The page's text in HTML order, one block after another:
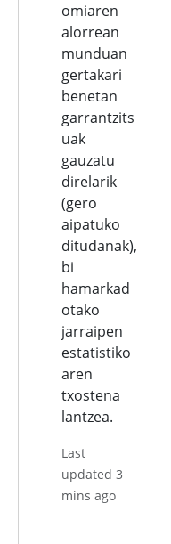
omiaren
alorrean
munduan
gertakari
benetan
garrantzits
uak
gauzatu
direlarik
(gero
aipatuko
ditudanak),
bi
hamarkad
otako
jarraipen
estatistiko
aren
txostena
lantzea.
Last
updated 3
mins ago